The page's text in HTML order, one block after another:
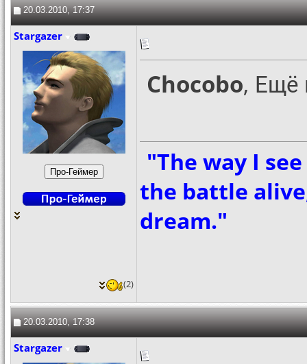
20.03.2010, 17:37
Stargazer
Chocobo, Ещё
"The way I
the battle
dream."
(2)
20.03.2010, 17:38
Stargazer